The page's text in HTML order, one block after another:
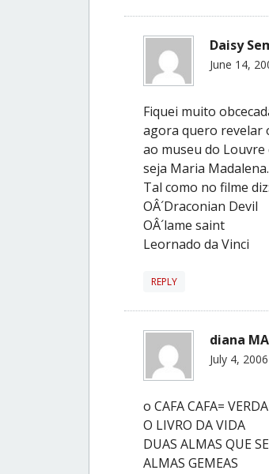
Daisy
June 14,
Fiquei muito
agora quero revelar
ao museu do Louvre
seja Maria
Tal como no filme diz:
OÂ´Draconian Devil
OÂ´lame saint
Leornado da Vinci
REPLY
diana
July 4,
o CAFA CAFA=
O LIVRO DA VIDA
DUAS ALMAS QUE
ALMAS GEMEAS